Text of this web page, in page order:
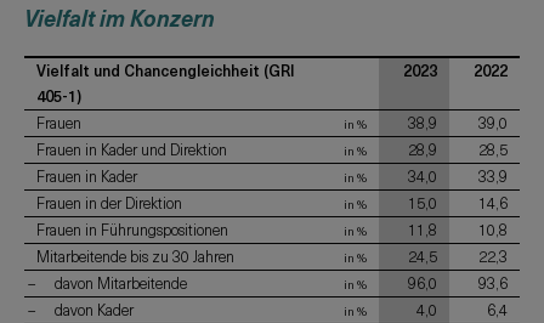
Vielfalt im Konzern
Vielfalt und Chancengleichheit (GRI
405-1)
2023 2022
Frauen in % 38,9
39,0
Frauen in Kader und Direktion
in % 28,9
28,5
Frauen in Kader
in % 34,0
33,9
Frauen in der Direktion
in % 15,0
14,6
Frauen in Führungspositionen
in % 11,8
10,8
Mitarbeitende bis zu 30 Jahren
in % 24,5
22,3
davon Mitarbeitende
in % 96,0
93,6
davon Kader
in % 4,0
6,4